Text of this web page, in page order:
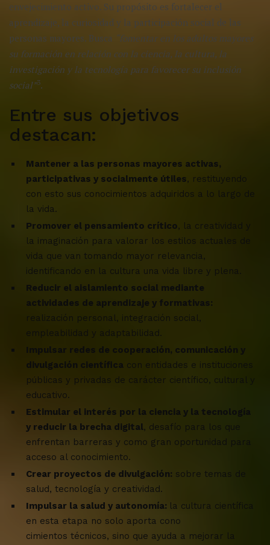
envejecimiento activo. Su propósito es fortalecer el
aprendizaje, la curiosidad y la participación social de las
personas mayores. Busca “fomentar en los adultos mayores
su formación en relación con la ciencia, la cultura, la
investigación y la tecnología para favorecer su inclusión
social”3.
Entre sus objetivos
destacan:
Mantener a las personas mayores activas,
participativas y socialmente útiles, restituyendo
con esto sus conocimientos adquiridos a lo largo de
la vida.
Promover el pensamiento crítico, la creatividad y
la imaginación para valorar los estilos actuales de
vida que van tomando mayor relevancia,
identificando en la cultura una vida libre y plena.
Reducir el aislamiento social mediante
actividades de aprendizaje y formativas:
realización personal, integración social,
empleabilidad y adaptabilidad.
Impulsar redes de cooperación, comunicación y
divulgación científica con entidades e instituciones
públicas y privadas de carácter científico, cultural y
educativo.
Estimular el interés por la ciencia y la tecnología
y reducir la brecha digital, desafío para los que
enfrentan barreras y como gran oportunidad para
acceso al conocimiento.
Crear proyectos de divulgación: sobre temas de
salud, tecnología y creatividad.
Impulsar la salud y autonomía: la cultura científica
en esta etapa no solo aporta cono
cimientos técnicos, sino que ayuda a mejorar la